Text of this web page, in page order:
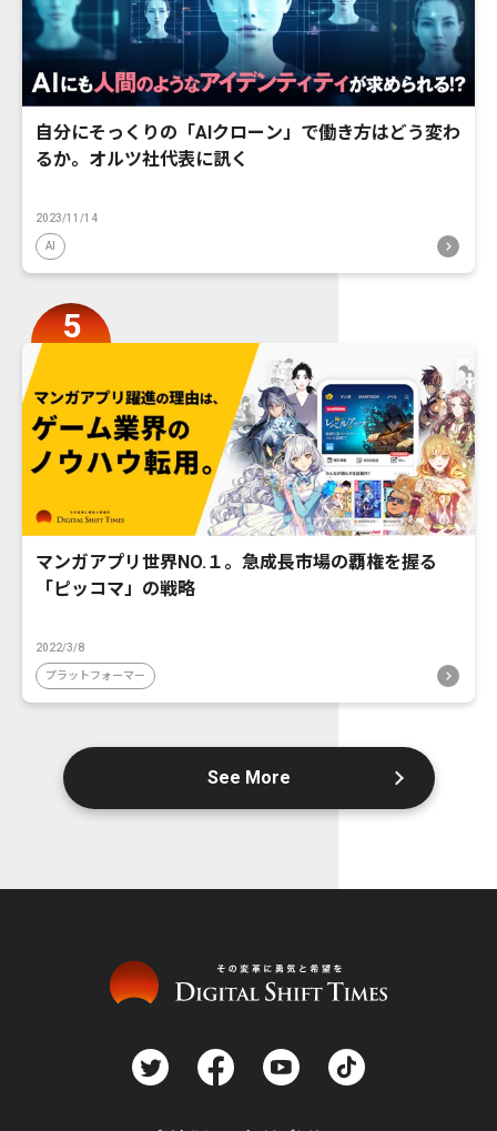
自分にそっくりの「AIクローン」で働き方はどう変わ
るか。オルツ社代表に訊く
2023/11/14
AI
マンガアプリ世界NO.１。急成長市場の覇権を握る
「ピッコマ」の戦略
2022/3/8
プラットフォーマー
See More